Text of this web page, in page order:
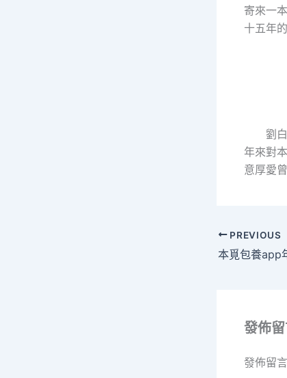
寄來一
十五年
劉
年來對
意厚愛
PREVIOUS
發佈
發佈留